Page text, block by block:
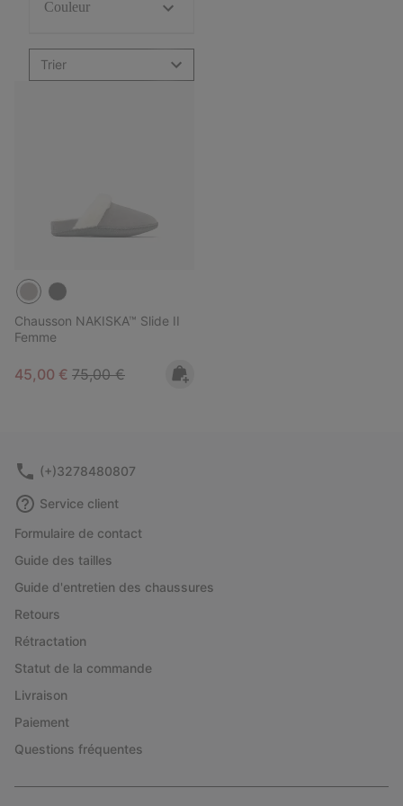
Couleur
Trier
Chausson NAKISKA™ Slide II
Femme
Sale price:
45,00 € Regular price:
75,00 €
(+)3278480807
Service client
Formulaire de contact
Guide des tailles
Guide d'entretien des chaussures
Retours
Rétractation
Statut de la commande
Livraison
Paiement
Questions fréquentes